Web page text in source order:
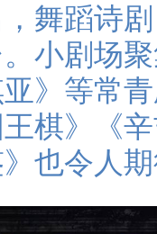
舞蹈诗
小剧场
》等常
棋》《
也令人